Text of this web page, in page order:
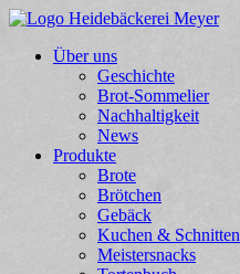
Über uns
Geschichte
Brot-Sommelier
Nachhaltigkeit
News
Produkte
Brote
Brötchen
Gebäck
Kuchen & Schnitten
Meistersnacks